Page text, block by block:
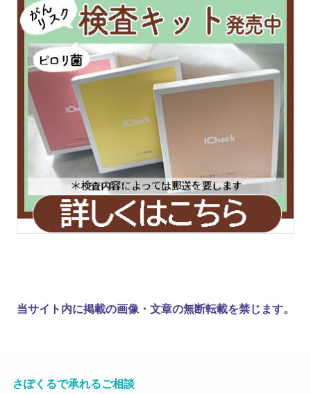
当サイト内に掲載の画像・文章の無断転載を禁じます。
さぽくるで承れるご相談